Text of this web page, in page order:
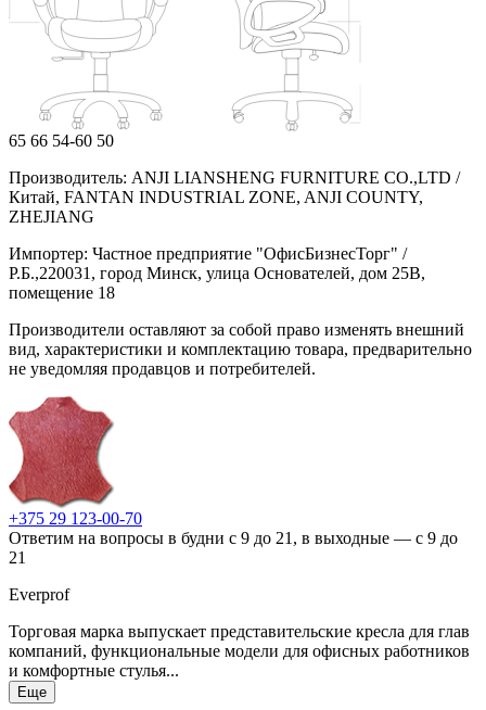
65 66 54-60 50
Производитель: ANJI LIANSHENG FURNITURE CO.,LTD /
Китай, FANTAN INDUSTRIAL ZONE, ANJI COUNTY,
ZHEJIANG
Импортер: Частное предприятие "ОфисБизнесТорг" /
Р.Б.,220031, город Минск, улица Основателей, дом 25В,
помещение 18
Производители оставляют за собой право изменять внешний
вид, характеристики и комплектацию товара, предварительно
не уведомляя продавцов и потребителей.
+375 29 123-00-70
Ответим на вопросы в будни с 9 до 21, в выходные — с 9 до
21
Everprof
Торговая марка выпускает представительские кресла для глав
компаний, функциональные модели для офисных работников
и комфортные стулья...
Еще